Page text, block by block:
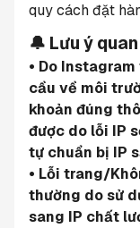
quy cách đặt
🔔 Lưu ý
• Do
cầu về môi
khoản đúng
được do lỗi IP
tự chuẩn bị IP
• Lỗi trang/
thường do sử
sang IP chất